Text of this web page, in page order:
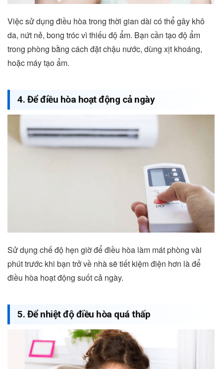
Việc sử dụng điều hòa trong thời gian dài có thể gây khô
da, nứt nẻ, bong tróc vì thiếu độ ẩm. Bạn cần tạo độ ẩm
trong phòng bằng cách đặt chậu nước, dùng xịt khoáng,
hoặc máy tạo ẩm.
4. Để điều hòa hoạt động cả ngày
Sử dụng chế độ hẹn giờ để điều hòa làm mát phòng vài
phút trước khi bạn trở về nhà sẽ tiết kiệm điện hơn là để
điều hòa hoạt động suốt cả ngày.
5. Để nhiệt độ điều hòa quá thấp